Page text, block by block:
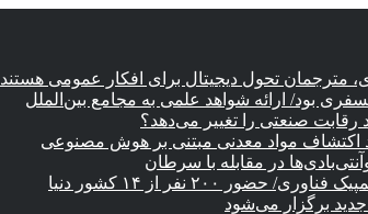
مترجمان تحول دیجیتال برای افکار عمومی هستند
بود/ ارائه شواهد علمی به مجامع بین‌الملل
رقابت صنعتی را تغییر می‌دهد؟
اکتشاف مواد معدنی مبتنی بر هوش مصنوعی
در مقابله با سرطان